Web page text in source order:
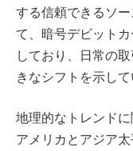
する信頼できるソ
て、暗号デビット
しており、日常の
きなシフトを示して
地理的なトレンド
アメリカとアジア